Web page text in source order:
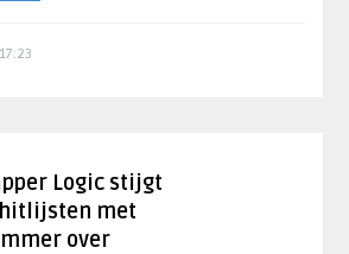
Logic stijgt
met
over